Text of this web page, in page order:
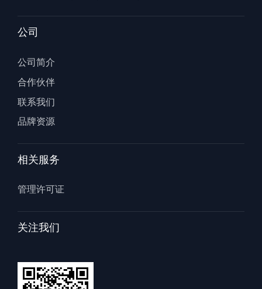
公司
公司简介
合作伙伴
联系我们
品牌资源
相关服务
管理许可证
关注我们